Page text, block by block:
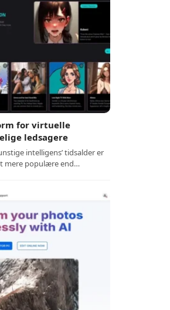
for virtuelle
ledsagere
intelligens’ tidsalder er
mere populære end…